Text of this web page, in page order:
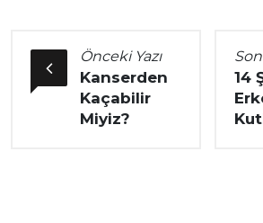
Önceki Yazı
Kanserden
Kaçabilir
Miyiz?
14